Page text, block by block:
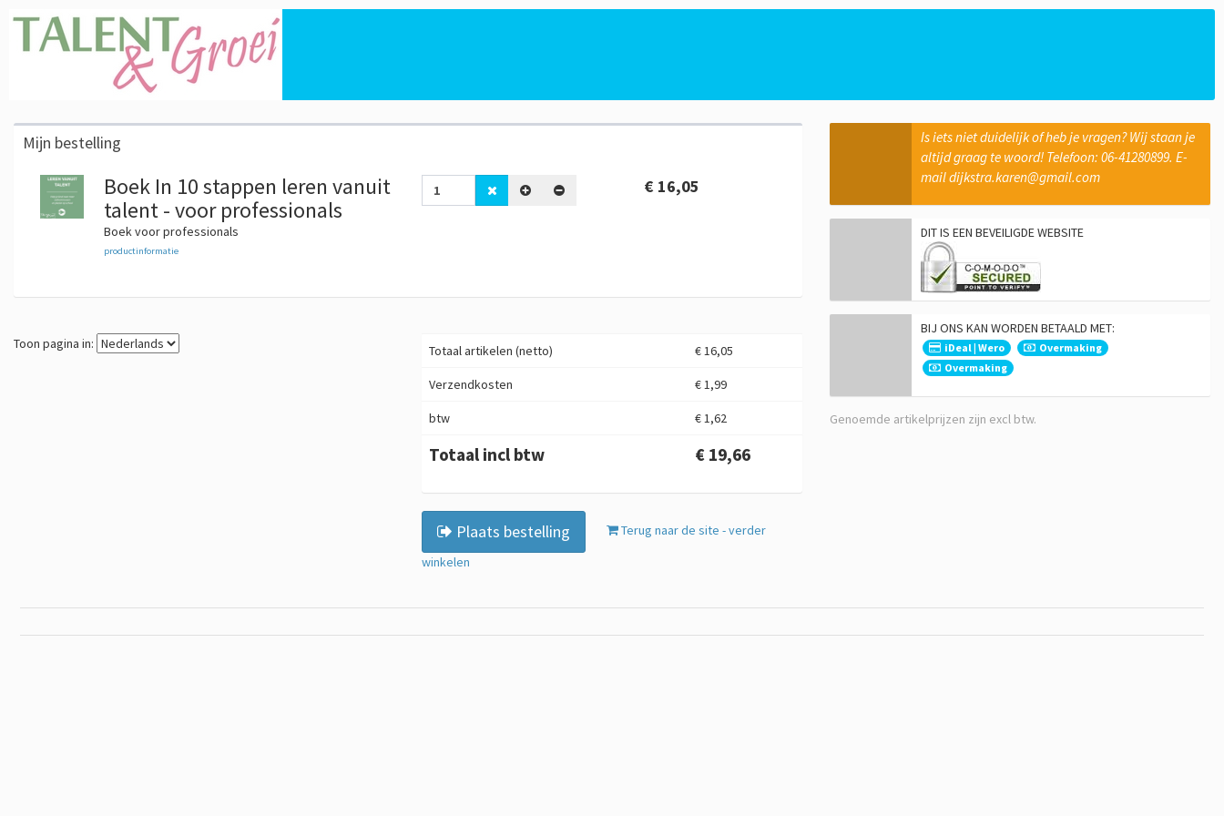
Mijn bestelling
Boek In 10 stappen leren vanuit
talent - voor professionals
Boek voor professionals
productinformatie
€ 16,05
Toon pagina in: Totaal artikelen (netto) € 16,05
Verzendkosten € 1,99
btw € 1,62
Totaal incl btw € 19,66
Plaats bestelling
Terug naar de site - verder
winkelen
Is iets niet duidelijk of heb je vragen? Wij staan je
altijd graag te woord! Telefoon: 06-41280899. E-
mail dijkstra.karen@gmail.com
DIT IS EEN BEVEILIGDE WEBSITE
BIJ ONS KAN WORDEN BETAALD MET:
iDeal | Wero
Overmaking
Overmaking
Genoemde artikelprijzen zijn excl btw.